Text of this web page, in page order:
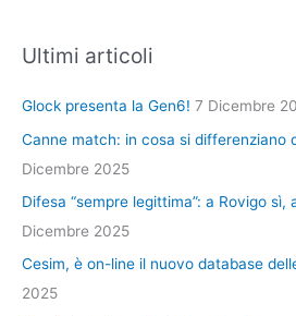
Ultimi articoli
Glock presenta la Gen6! 7 Dicembre
Canne match: in cosa si differenziano
Dicembre 2025
Difesa “sempre legittima”: a Rovigo sì,
Dicembre 2025
Cesim, è on-line il nuovo database
2025